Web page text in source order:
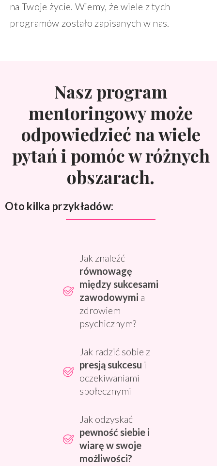
na Twoje życie. Wiemy, że wiele z tych
programów zostało zapisanych w nas.
Nasz program
mentoringowy może
odpowiedzieć na wiele
pytań i pomóc w różnych
obszarach.
Oto kilka przykładów:
Jak znaleźć
równowagę
między sukcesami
zawodowymi a
zdrowiem
psychicznym?
Jak radzić sobie z
presją sukcesu i
oczekiwaniami
społecznymi
Jak odzyskać
pewność siebie i
wiarę w swoje
możliwości?